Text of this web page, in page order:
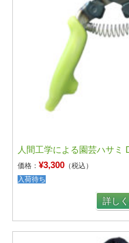
人間工学による園芸ハサミ
価格：¥3,300 （税込）
入荷待ち
詳し